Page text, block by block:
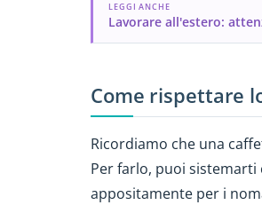
LEGGI ANCHE
Lavorare all'estero:
Come rispettare
Ricordiamo che una
Per farlo, puoi
appositamente per i